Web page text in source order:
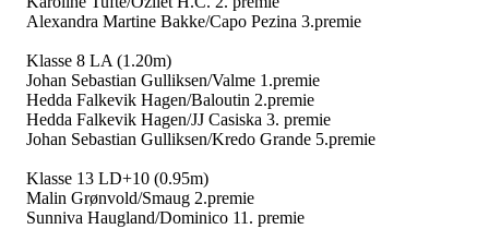
Alexandra Martine Bakke/Capo Pezina 3.premie
Klasse 8 LA (1.20m)
Johan Sebastian Gulliksen/Valme 1.premie
Hedda Falkevik Hagen/Baloutin 2.premie
Hedda Falkevik Hagen/JJ Casiska 3. premie
Johan Sebastian Gulliksen/Kredo Grande 5.premie
Klasse 13 LD+10 (0.95m)
Malin Grønvold/Smaug 2.premie
Sunniva Haugland/Dominico 11. premie